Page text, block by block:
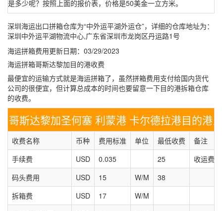
是多少呢？按照上面的报价表，价格是50美金一立方米。
深圳海运出口拼箱仓库为“中外运平湖外运仓”，详细的仓库地址为：
深圳中外运平湖物流中心,广东省深圳市龙岗区丹运路1号
海运拼箱费用更新日期：03/29/2023
海运拼箱哥斯达黎加目的港收费
最便宜的运输方式就是海运拼箱了，虽然拼箱费用支付给国内货代
公司的很便宜，但计算总成本的时间也要留意一下目的港拆箱仓库
的收费。
哥斯达黎加圣何塞 利蒙港 卡尔德拉港目的港
收费名称 币种 费用标准 单位 最低收费
备注
手续费
USD 0.035 25
收运费
码头费用
USD 15 W/M
38
拆箱费
USD 17
W/M